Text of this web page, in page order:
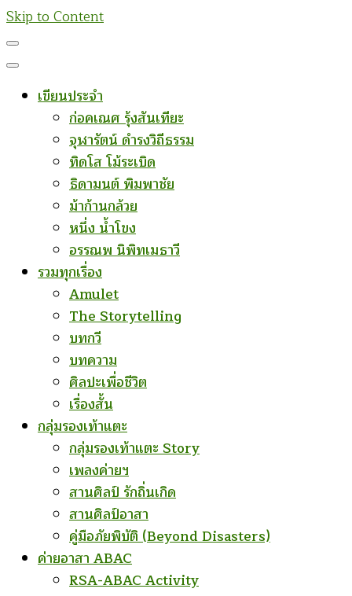
Skip to Content
เขียนประจำ
ก่อคเณศ รุ้งสันเทียะ
จุฬารัตน์ ดำรงวิถีธรรม
ทิดโส โม้ระเบิด
ธิดามนต์ พิมพาชัย
ม้าก้านกล้วย
หนึ่ง น้ำโขง
อรรณพ นิพิทเมธาวี
รวมทุกเรื่อง
Amulet
The Storytelling
บทกวี
บทความ
ศิลปะเพื่อชีวิต
เรื่องสั้น
กลุ่มรองเท้าแตะ
กลุ่มรองเท้าแตะ Story
เพลงค่ายฯ
สานศิลป์ รักถิ่นเกิด
สานศิลป์อาสา
คู่มือภัยพิบัติ (Beyond Disasters)
ค่ายอาสา ABAC
RSA-ABAC Activity